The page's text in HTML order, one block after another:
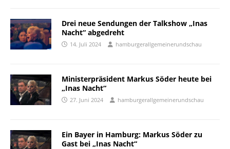
Drei neue Sendungen der Talkshow „Inas
Nacht“ abgedreht
14. Juli 2024 hamburgerallgemeinerundschau
Ministerpräsident Markus Söder heute bei
„Inas Nacht“
27. Juni 2024 hamburgerallgemeinerundschau
Ein Bayer in Hamburg: Markus Söder zu
Gast bei „Inas Nacht“